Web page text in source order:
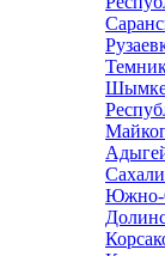
Южно-